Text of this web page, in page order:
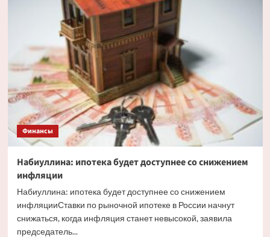
ЦБ
назвала
факторы,
влияющие
на
курс
рубля
Финансы
Набиуллина: ипотека будет доступнее со снижением
инфляции
Набиуллина: ипотека будет доступнее со снижением
инфляцииСтавки по рыночной ипотеке в России начнут
снижаться, когда инфляция станет невысокой, заявила
председатель...